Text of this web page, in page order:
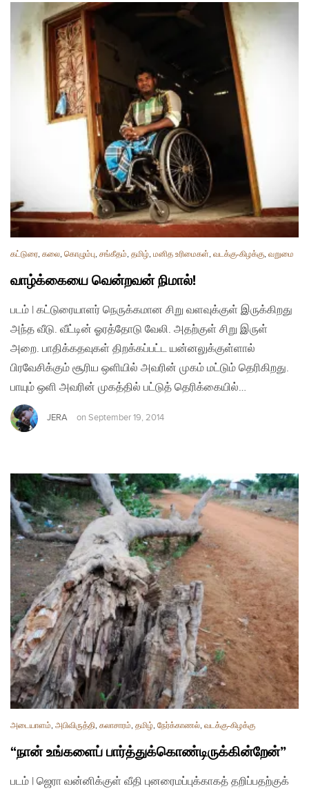
கட்டுரை, கலை, கொழும்பு, சங்கீதம், தமிழ், மனித உரிமைகள், வடக்கு-கிழக்கு, வறுமை
வாழ்க்கையை வென்றவன் நிமால்!
படம் | கட்டுரையாளர் நெருக்கமான சிறு வளவுக்குள் இருக்கிறது
அந்த வீடு. வீட்டின் ஓரத்தோடு வேலி. அதற்குள் சிறு இருள்
அறை. பாதிக்கதவுகள் திறக்கப்பட்ட யன்னலுக்குள்ளால்
பிரவேசிக்கும் சூரிய ஒளியில் அவரின் முகம் மட்டும் தெரிகிறது.
பாயும் ஒளி அவரின் முகத்தில் பட்டுத் தெரிக்கையில்…
JERA on September 19, 2014
அடையாளம், அபிவிருத்தி, கலாசாரம், தமிழ், நேர்க்காணல், வடக்கு-கிழக்கு
“நான் உங்களைப் பார்த்துக்கொண்டிருக்கின்றேன்”
படம் | ஜெரா வன்னிக்குள் வீதி புனரைமப்புக்காகத் தறிப்பதற்குக்